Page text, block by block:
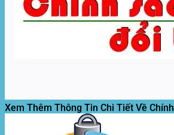
Xem Thêm Thông Tin Chi Tiết Về